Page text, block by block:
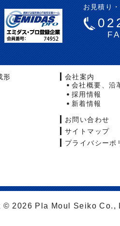
お見積り
形
会社案内
会社概要、沿
採用情報
新着情報
お問い合わせ
サイトマップ
プライバシーポ
© 2026 Pla Moul Seiko Co.,